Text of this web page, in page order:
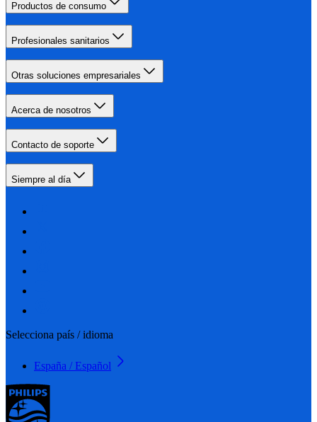
Productos de consumo
Profesionales sanitarios
Otras soluciones empresariales
Acerca de nosotros
Contacto de soporte
Siempre al día
Selecciona país / idioma
España / Español